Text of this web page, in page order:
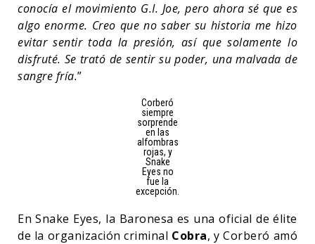
conocía el movimiento G.I. Joe, pero ahora sé que es
algo enorme. Creo que no saber su historia me hizo
evitar sentir toda la presión, así que solamente lo
disfruté. Se trató de sentir su poder, una malvada de
sangre fría.”
Corberó
siempre
sorprende
en las
alfombras
rojas, y
Snake
Eyes no
fue la
excepción.
En Snake Eyes, la Baronesa es una oficial de élite
de la organización criminal Cobra, y Corberó amó